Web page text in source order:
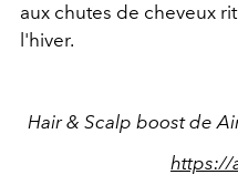
aux chutes de cheveux
l'hiver.
Hair & Scalp boost de
https://